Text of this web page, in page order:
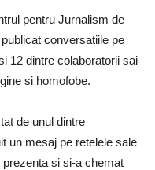
pentru Jurnalism de
conversatiile pe
12 dintre colaboratorii sai
si homofobe.
de unul dintre
un mesaj pe retelele sale
si si-a chemat